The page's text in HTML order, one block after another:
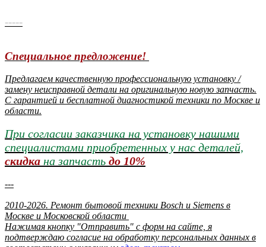
-----
Специальное предложение!
Предлагаем качественную профессиональную установку /
замену неисправной детали на оригинальную новую запчасть.
С гарантией и бесплатной диагностикой техники по Москве и
области.
При согласии заказчика на установку нашими
специалистами приобретенных у нас деталей,
скидка на запчасть до 10%
---
2010-2026. Ремонт бытовой техники Bosch и Siemens в
Москве и Московской области
Нажимая кнопку "Отправить" c форм на сайте, я
подтверждаю согласие на обработку персональных данных в